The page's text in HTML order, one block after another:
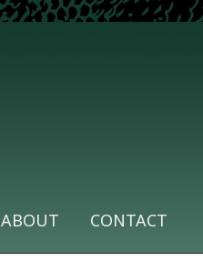
ABOUT CONTACT